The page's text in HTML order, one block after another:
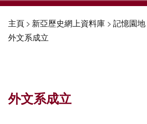
主頁> 新亞歷史網上資料庫 > 記憶園地
外文系成立
外文系成立